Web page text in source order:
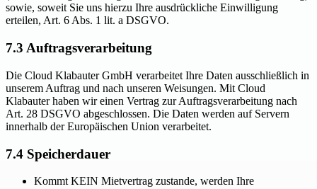
sowie, soweit Sie uns hierzu Ihre ausdrückliche Einwilligung
erteilen, Art. 6 Abs. 1 lit. a DSGVO.
7.3 Auftragsverarbeitung
Die Cloud Klabauter GmbH verarbeitet Ihre Daten ausschließlich in
unserem Auftrag und nach unseren Weisungen. Mit Cloud
Klabauter haben wir einen Vertrag zur Auftragsverarbeitung nach
Art. 28 DSGVO abgeschlossen. Die Daten werden auf Servern
innerhalb der Europäischen Union verarbeitet.
7.4 Speicherdauer
Kommt KEIN Mietvertrag zustande, werden Ihre